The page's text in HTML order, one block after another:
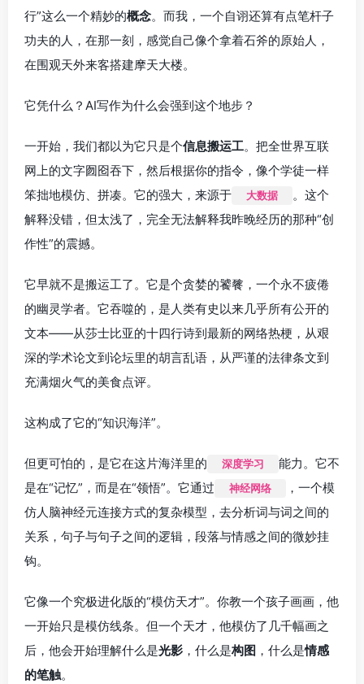
行”这么一个精妙的概念。而我，一个自诩还算有点笔杆子
功夫的人，在那一刻，感觉自己像个拿着石斧的原始人，
在围观天外来客搭建摩天大楼。
它凭什么？AI写作为什么会强到这个地步？
一开始，我们都以为它只是个信息搬运工。把全世界互联
网上的文字囫囵吞下，然后根据你的指令，像个学徒一样
笨拙地模仿、拼凑。它的强大，来源于
大数据
。这个
解释没错，但太浅了，完全无法解释我昨晚经历的那种“创
作性”的震撼。
它早就不是搬运工了。它是个贪婪的饕餮，一个永不疲倦
的幽灵学者。它吞噬的，是人类有史以来几乎所有公开的
文本——从莎士比亚的十四行诗到最新的网络热梗，从艰
深的学术论文到论坛里的胡言乱语，从严谨的法律条文到
充满烟火气的美食点评。
这构成了它的“知识海洋”。
但更可怕的，是它在这片海洋里的 深度学习
能力。它不
是在“记忆”，而是在“领悟”。它通过
神经网络
，一个模
仿人脑神经元连接方式的复杂模型，去分析词与词之间的
关系，句子与句子之间的逻辑，段落与情感之间的微妙挂
钩。
它像一个究极进化版的“模仿天才”。你教一个孩子画画，他
一开始只是模仿线条。但一个天才，他模仿了几千幅画之
后，他会开始理解什么是光影 ，什么是构图 ，什么是情感
的笔触。